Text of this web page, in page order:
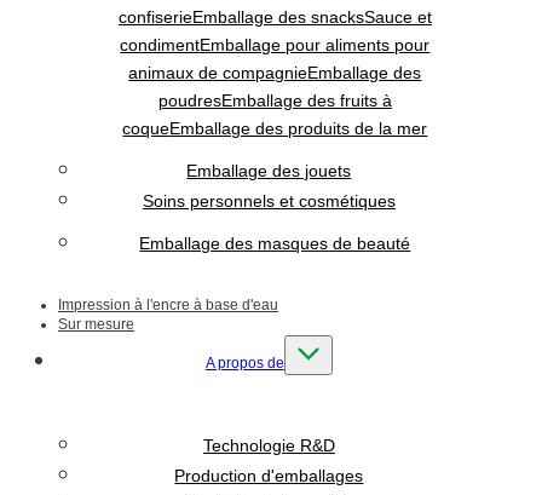
confiserieEmballage des snacksSauce et
condimentEmballage pour aliments pour
animaux de compagnieEmballage des
poudresEmballage des fruits à
coqueEmballage des produits de la mer
Emballage des jouets
Soins personnels et cosmétiques
Emballage des masques de beauté
Impression à l'encre à base d'eau
Sur mesure
A propos de
Technologie R&D
Production d'emballages